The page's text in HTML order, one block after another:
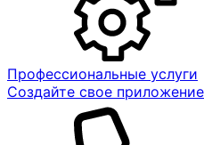
Профессиональные услуги
Создайте свое